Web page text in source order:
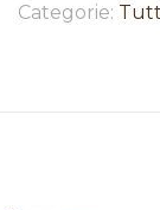
quantità
Categorie: